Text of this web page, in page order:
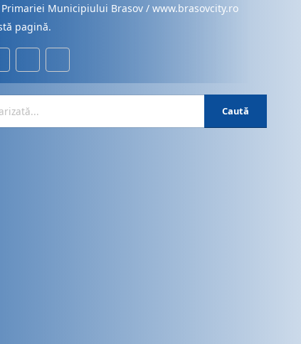
Municipiului Brasov / www.brasovcity.ro
pagină.
Caută